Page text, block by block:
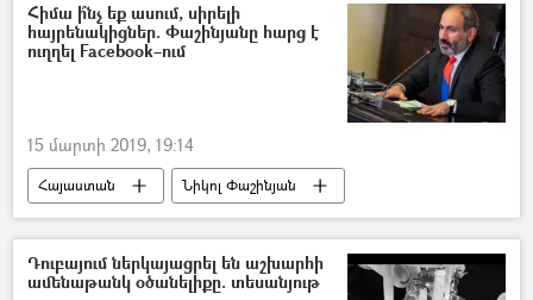
Հիմա ի՞նչ եք ասում, սիրելի
հայրենակիցներ. Փաշինյանը հարց է
ուղղել Facebook–ում
15 մարտի 2019, 19:14
Հայաստան Նիկոլ Փաշինյան
Դուբայում ներկայացրել են աշխարհի
ամենաթանկ օծանելիքը. տեսանյութ